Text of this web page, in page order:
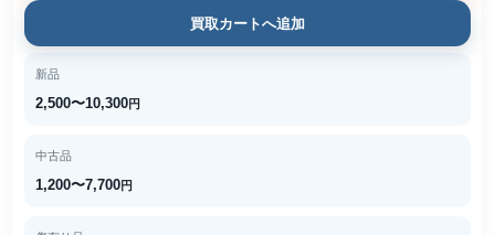
買取カートへ追加
新品
2,500〜10,300円
中古品
1,200〜7,700円